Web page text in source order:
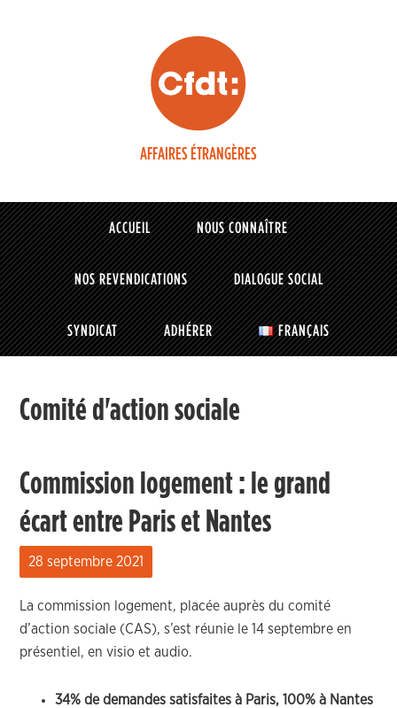
AFFAIRES ÉTRANGÈRES
ACCUEIL NOUS CONNAÎTRE
NOS REVENDICATIONS DIALOGUE SOCIAL
SYNDICAT ADHÉRER FRANÇAIS
Comité d'action sociale
Commission logement : le grand
écart entre Paris et Nantes
28 septembre 2021
La commission logement, placée auprès du comité
d’action sociale (CAS), s’est réunie le 14 septembre en
présentiel, en visio et audio.
34% de demandes satisfaites à Paris, 100% à Nantes